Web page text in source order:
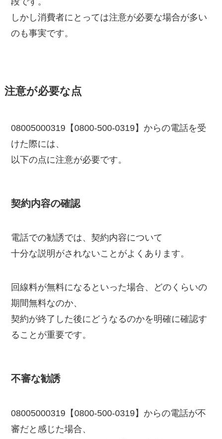
しかし消費者にとっては注意が必要な場合が多い
のも事実です。
注意が必要な点
08005000319【0800-500-0319】からの電話を受
けた際には、
以下の点に注意が必要です。
契約内容の確認
電話での勧誘では、契約内容について
十分な説明がされないことがよくあります。
回線料が無料になるといった場合、どのくらいの
期間無料なのか、
契約が終了した後にどうなるのかを明確に確認す
ることが重要です。
不審な勧誘
08005000319【0800-500-0319】からの電話が不
審だと感じた場合、